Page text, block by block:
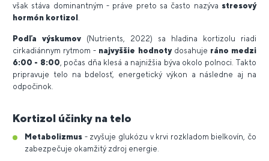
však stáva dominantným - práve preto sa často nazýva stresový
hormón kortizol
Podľa výskumov (Nutrients, 2022) sa hladina kortizolu riadi
cirkadiánnym rytmom - najvyššie hodnotydosahuje ráno medzi
6:00 - 8:00 , počas dňa klesá a najnižšia býva okolo polnoci. Takto
pripravuje telo na bdelosť, energetický výkon a následne aj na
odpočinok.
Kortizol účinky na telo
Metabolizmus - zvyšuje glukózu v krvi rozkladom bielkovín, čo
zabezpečuje okamžitý zdroj energie.